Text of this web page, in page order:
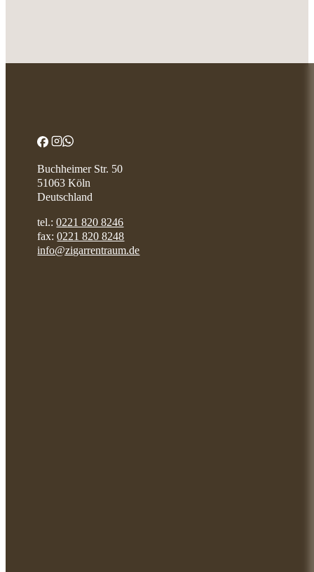
Buchheimer Str. 50
51063 Köln
Deutschland
tel.:0221 820 8246
fax:0221 820 8248
info@zigarrentraum.de